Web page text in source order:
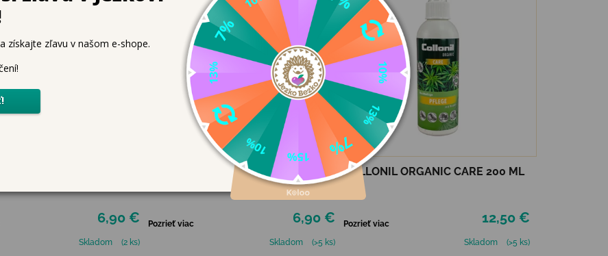
6,90 €
Skladom
(2 ks)
COLLONIL KREPOVÁ KEFA
6,90 €
Pozrieť viac
Skladom
(>5 ks)
COLLONIL ORGANIC CARE 200 ML
12,50 €
Pozrieť viac
Skladom
(>5 ks)